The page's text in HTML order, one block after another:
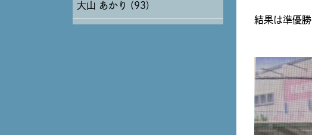
結果は準優勝
大山 あかり (93)